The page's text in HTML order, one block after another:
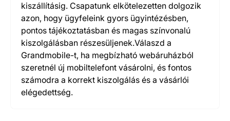
kiszállításig. Csapatunk elkötelezetten dolgozik
azon, hogy ügyfeleink gyors ügyintézésben,
pontos tájékoztatásban és magas színvonalú
kiszolgálásban részesüljenek.Válaszd a
Grandmobile-t, ha megbízható webáruházból
szeretnél új mobiltelefont vásárolni, és fontos
számodra a korrekt kiszolgálás és a vásárlói
elégedettség.